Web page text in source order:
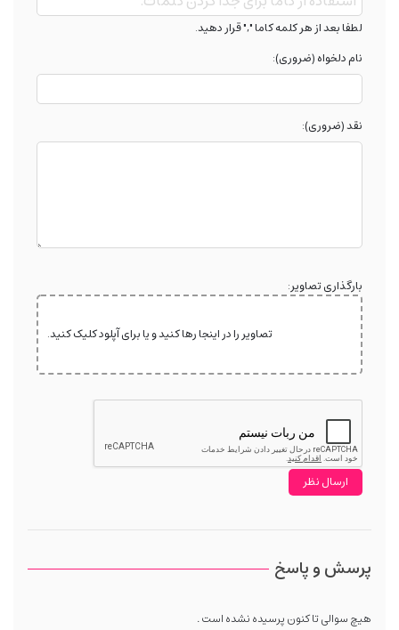
لطفا بعد از هر کلمه کاما "," قرار دهید.
نام دلخواه (ضروری):
نقد (ضروری):
بارگذاری تصاویر:
تصاویر را در اینجا رها کنید و یا برای آپلود کلیک کنید.
پرسش و پاسخ
هیچ سوالی تا کنون پرسیده نشده است .